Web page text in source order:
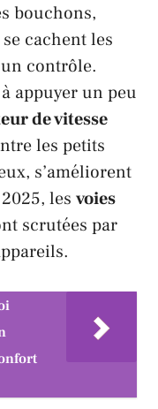
bouchons,
cachent les
contrôle.
appuyer un peu
de vitesse
les petits
s’améliorent
les voies
scrutées par